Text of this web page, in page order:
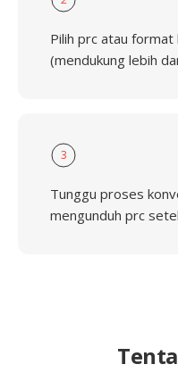
Pilih prc atau format
(mendukung lebih
3
Tunggu proses
mengunduh prc